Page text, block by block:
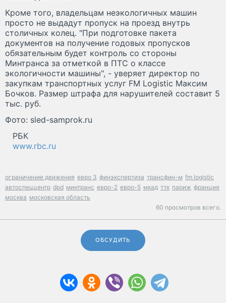
Кроме того, владельцам неэкологичных машин
просто не выдадут пропуск на проезд внутрь
столичных колец. "При подготовке пакета
документов на получение годовых пропусков
обязательным будет контроль со стороны
Минтранса за отметкой в ПТС о классе
экологичности машины", - уверяет директор по
закупкам транспортных услуг FM Logistic Максим
Бочков. Размер штрафа для нарушителей составит 5
тыс. руб.
Фото: sled-samprok.ru
РБК
www.rbc.ru
ограничение движения евро 3 финэкспертиза трансфин-м fm logistic
автоспеццентр dpd минтранс евро-2 евро-5 мкад ттк париж франция
москва московская область
60 просмотров всего.
ОБСУДИТЬ